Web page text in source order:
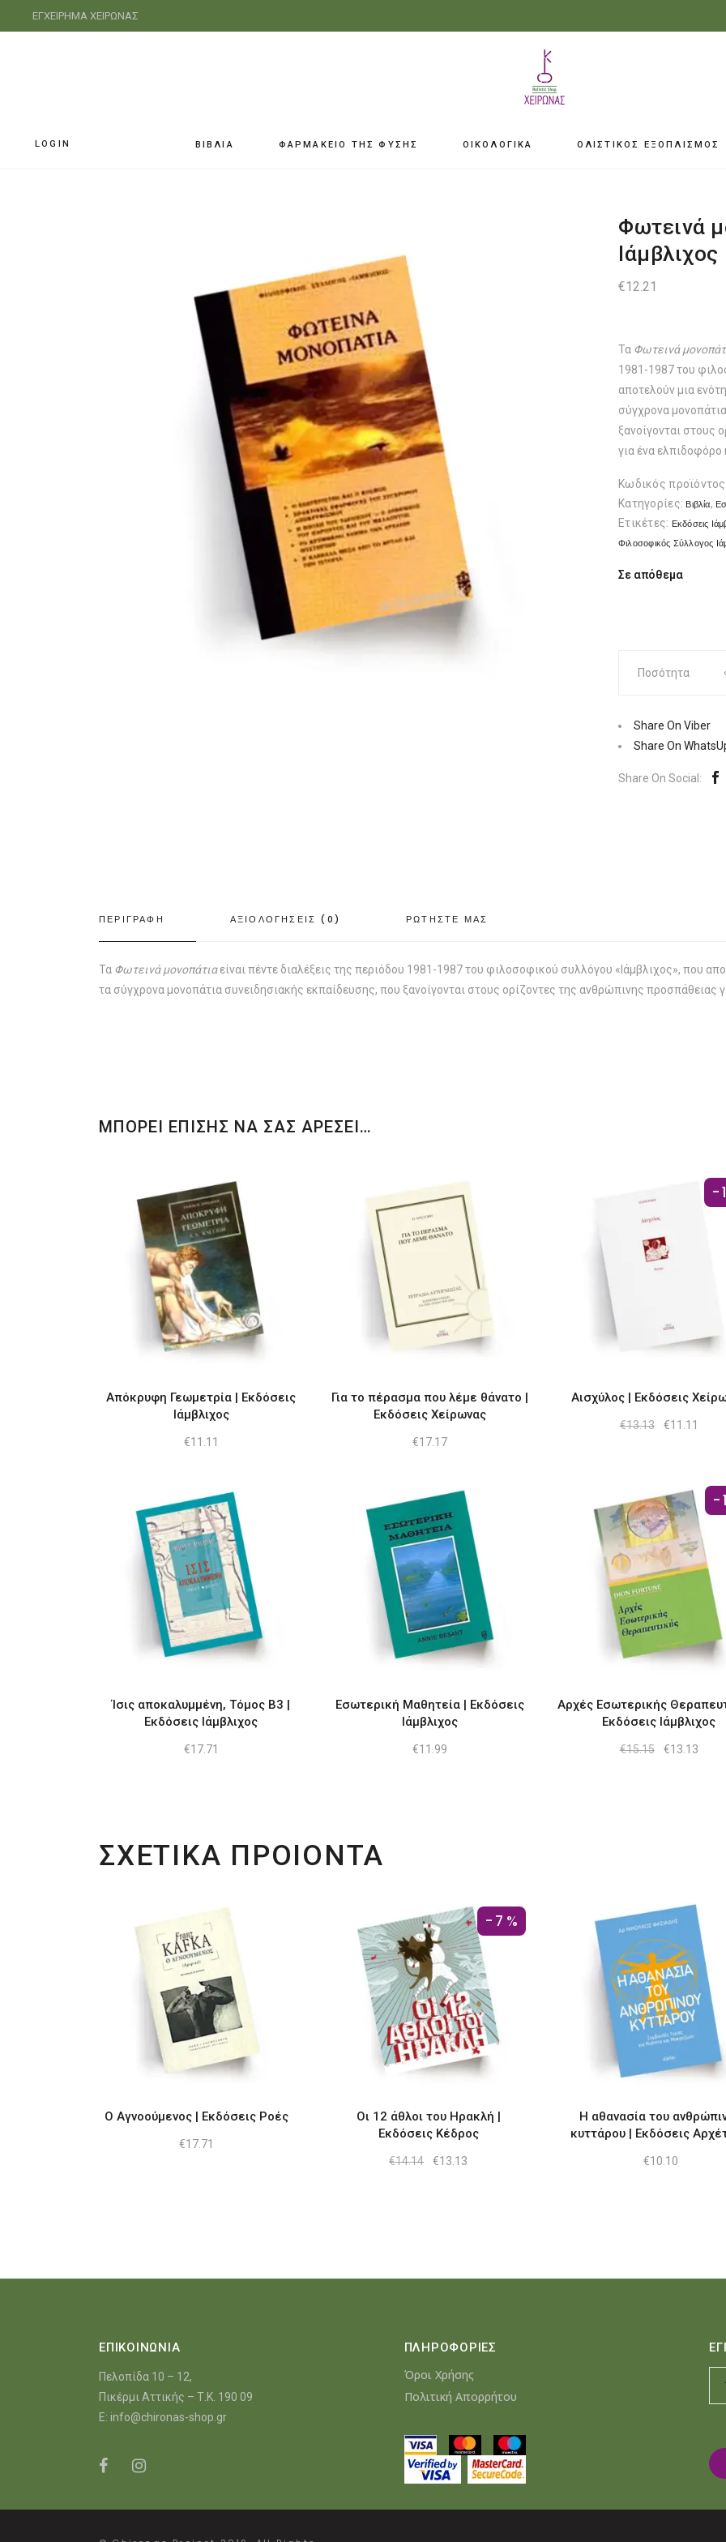
ΕΓΧΕΙΡΗΜΑ ΧΕΙΡΩΝΑΣ
LOGIN ΒΙΒΛΙΑ ΦΑΡΜΑΚΕΙΟ ΤΗΣ ΦΥΣΗΣ ΟΙΚΟΛΟΓΙΚΑ ΟΛΙΣΤΙΚΟΣ ΕΞΟΠΛΙΣΜΟΣ
Φωτεινά
Ιάμβλιχος
€12.21
Τα Φωτεινά
1981-1987 του
αποτελούν μια
σύγχρονα
ξανοίγονται στους
για ένα ελπιδοφόρο
Κωδικός
Κατηγορίες: Βιβλία,
Ετικέτες: Εκδόσεις
Φιλοσοφικός Σύλλογος
Σε απόθεμα
μονοπάτια
Εκδόσεις
Ιάμβλιχος
Ποσότητα
Share On Viber
Share On
Share On Social:
ΠΕΡΙΓΡΑΦΗ ΑΞΙΟΛΟΓΗΣΕΙΣ (0) ΡΩΤΗΣΤΕ ΜΑΣ
Τα Φωτεινά μονοπάτιαείναι πέντε διαλέξεις της περιόδου 1981-1987 του φιλοσοφικού συλλόγου «Ιάμβλιχος», που
τα σύγχρονα μονοπάτια συνειδησιακής εκπαίδευσης, που ξανοίγονται στους ορίζοντες της ανθρώπινης προσπάθειας
ΜΠΟΡΕΙ ΕΠΙΣΗΣ ΝΑ ΣΑΣ ΑΡΕΣΕΙ…
Απόκρυφη Γεωμετρία | Εκδόσεις
Ιάμβλιχος
€11.11
Για το πέρασμα που λέμε θάνατο |
Εκδόσεις Χείρωνας
€17.17
-
Αισχύλος | Εκδόσεις
€13.13
Original
€11.11
Ίσις αποκαλυμμένη, Τόμος Β3 |
Εκδόσεις Ιάμβλιχος
€17.71
Εσωτερική Μαθητεία | Εκδόσεις
Ιάμβλιχος
€11.99
-
Αρχές Εσωτερικής
Εκδόσεις Ιάμβλιχος
€15.15
Original
€13.13Η
ΣΧΕΤΙΚΑ ΠΡΟΙΟΝΤΑ
Ο Αγνοούμενος | Εκδόσεις Ροές
€17.71
-7%
Οι 12 άθλοι του Ηρακλή |
Εκδόσεις Κέδρος
€14.14
Original
€13.13
Η αθανασία του
κυττάρου | Εκδόσεις
€10.10
ΕΠΙΚΟΙΝΩΝΙΑ
Πελοπίδα 10 – 12,
Πικέρμι Αττικής – Τ.Κ. 190 09
E: info@chironas-shop.gr
ΠΛΗΡΟΦΟΡΙΕΣ
Όροι Χρήσης
Πολιτική Απορρήτου